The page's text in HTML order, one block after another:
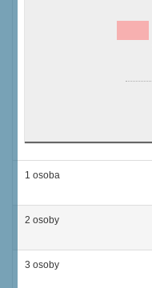
1 osoba
2 osoby
3 osoby